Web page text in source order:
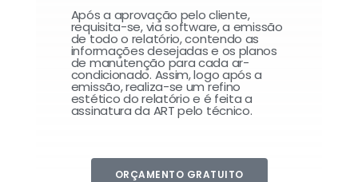
Após a aprovação pelo cliente,
requisita-se, via software, a emissão
de todo o relatório, contendo as
informações desejadas e os planos
de manutenção para cada ar-
condicionado. Assim, logo após a
emissão, realiza-se um refino
estético do relatório e é feita a
assinatura da ART pelo técnico.
ORÇAMENTO GRATUITO